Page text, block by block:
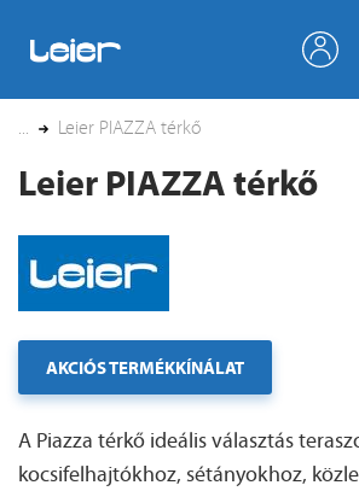
... Leier PIAZZA térkő
Leier PIAZZA térkő
AKCIÓS TERMÉKKÍNÁLAT
A Piazza térkő ideális választás
kocsifelhajtókhoz, sétányokhoz,